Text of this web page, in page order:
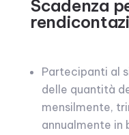
Scadenza
Partecipanti al
delle quantità
mensilmente,
annualmente in